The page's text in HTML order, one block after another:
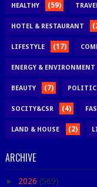
HEALTHY (59)
HOTEL & RESTAURANT
LIFESTYLE (17)
ENERGY & ENVIRONMENT
BEAUTY (7)
SOCITY&CSR (4)
LAND & HOUSE (2)
ARCHIVE
► 2026 (569)